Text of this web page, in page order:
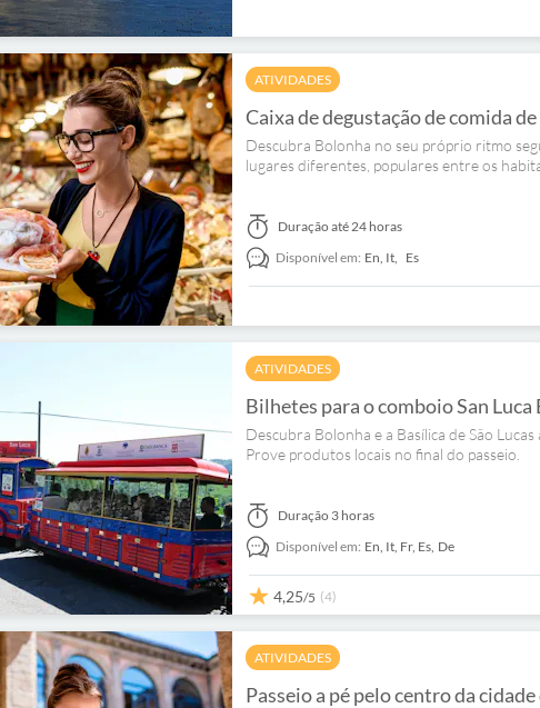
ATIVIDADES
Caixa de degustação de comida
Descubra Bolonha no seu próprio ritmo
lugares diferentes, populares entre os
Duraçãoaté 24 horas
Disponível em: En, It, Es
ATIVIDADES
Bilhetes para o comboio San
Descubra Bolonha e a Basílica de São
Prove produtos locais no final do passeio.
Duração 3 horas
Disponível em: En, It, Fr, Es, De
4,25/5 (4)
ATIVIDADES
Passeio a pé pelo centro da